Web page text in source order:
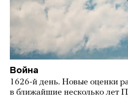
Война
1626-й день. Новые оценки
в ближайшие несколько лет